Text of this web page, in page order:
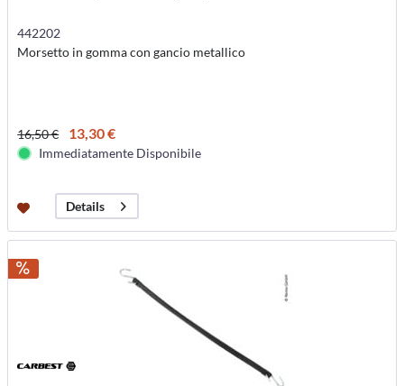
442202
Morsetto in gomma con gancio metallico
16,50 € 13,30 €
Immediatamente Disponibile
Details